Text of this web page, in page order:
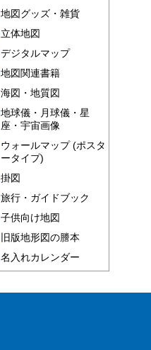
地図グッズ・雑貨
立体地図
デジタルマップ
地図関連書籍
海図・地質図
地球儀・月球儀・星
座・宇宙画像
ウォールマップ (ポスタ
ータイプ)
掛図
旅行・ガイドブック
子供向け地図
旧版地形図の謄本
名入れカレンダー